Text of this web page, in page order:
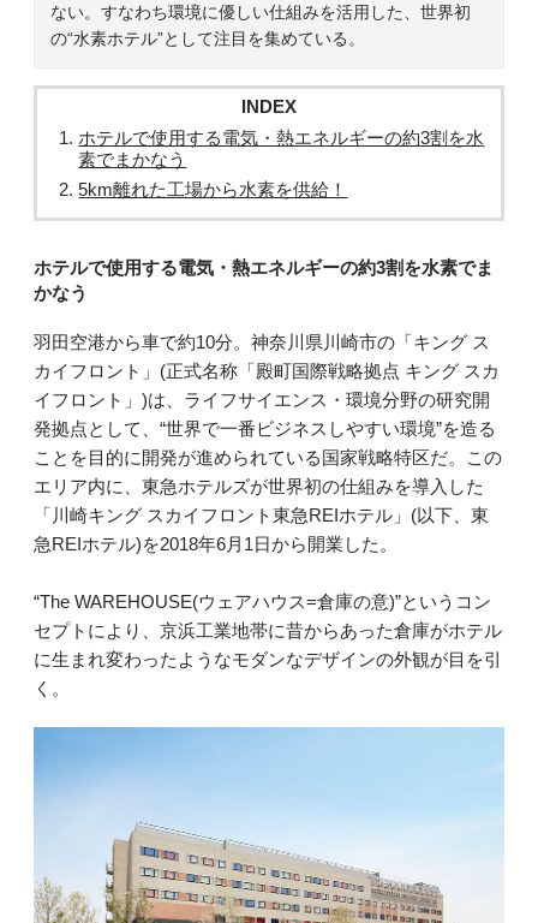
ない。すなわち環境に優しい仕組みを活用した、世界初
の“水素ホテル”として注目を集めている。
INDEX
ホテルで使用する電気・熱エネルギーの約3割を水
素でまかなう
5km離れた工場から水素を供給！
ホテルで使用する電気・熱エネルギーの約3割を水素でま
かなう
羽田空港から車で約10分。神奈川県川崎市の「キング ス
カイフロント」(正式名称「殿町国際戦略拠点 キング スカ
イフロント」)は、ライフサイエンス・環境分野の研究開
発拠点として、“世界で一番ビジネスしやすい環境”を造る
ことを目的に開発が進められている国家戦略特区だ。この
エリア内に、東急ホテルズが世界初の仕組みを導入した
「川崎キング スカイフロント東急REIホテル」(以下、東
急REIホテル)を2018年6月1日から開業した。
“The WAREHOUSE(ウェアハウス=倉庫の意)”というコン
セプトにより、京浜工業地帯に昔からあった倉庫がホテル
に生まれ変わったようなモダンなデザインの外観が目を引
く。